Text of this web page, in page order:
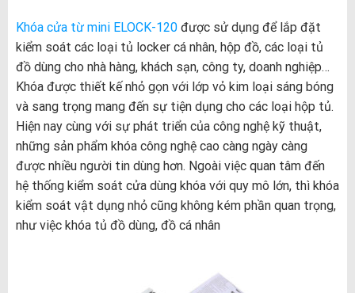
Khóa cửa từ mini ELOCK-120được sử dụng để lắp đặt
kiểm soát các loại tủ locker cá nhân, hộp đồ, các loại tủ
đồ dùng cho nhà hàng, khách sạn, công ty, doanh nghiệp…
Khóa được thiết kế nhỏ gọn với lớp vỏ kim loại sáng bóng
và sang trọng mang đến sự tiện dụng cho các loại hộp tủ.
Hiện nay cùng với sự phát triển của công nghệ kỹ thuật,
những sản phẩm khóa công nghệ cao càng ngày càng
được nhiều người tin dùng hơn. Ngoài việc quan tâm đến
hệ thống kiểm soát cửa dùng khóa với quy mô lớn, thì khóa
kiểm soát vật dụng nhỏ cũng không kém phần quan trọng,
như việc khóa tủ đồ dùng, đồ cá nhân